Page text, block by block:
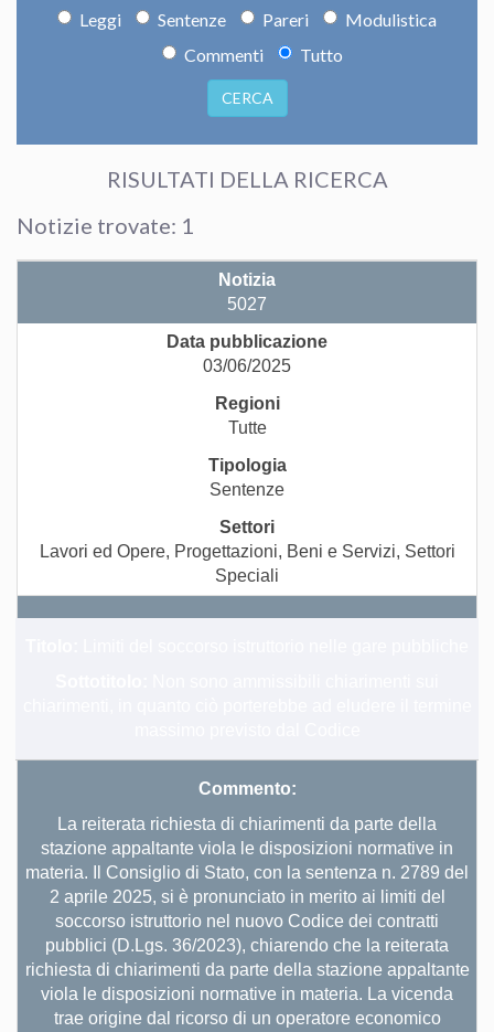
Leggi Sentenze Pareri
Modulistica
Commenti
Tutto
CERCA
RISULTATI DELLA RICERCA
Notizie trovate: 1
5027
03/06/2025
Tutte
Sentenze
Lavori ed Opere, Progettazioni, Beni e Servizi, Settori
Speciali
Commento:
La reiterata richiesta di chiarimenti da parte della
stazione appaltante viola le disposizioni normative in
materia. Il Consiglio di Stato, con la sentenza n. 2789 del
2 aprile 2025, si è pronunciato in merito ai limiti del
soccorso istruttorio nel nuovo Codice dei contratti
pubblici (D.Lgs. 36/2023), chiarendo che la reiterata
richiesta di chiarimenti da parte della stazione appaltante
viola le disposizioni normative in materia. La vicenda
trae origine dal ricorso di un operatore economico